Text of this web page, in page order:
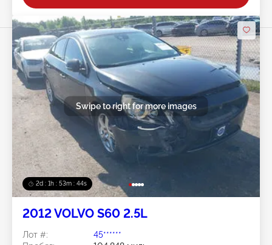
2d : 1h : 53m : 41s
Swipe to right for more images
2012 VOLVO S60 2.5L
Лот #:
45******